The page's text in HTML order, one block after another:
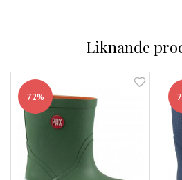
Liknande
72%